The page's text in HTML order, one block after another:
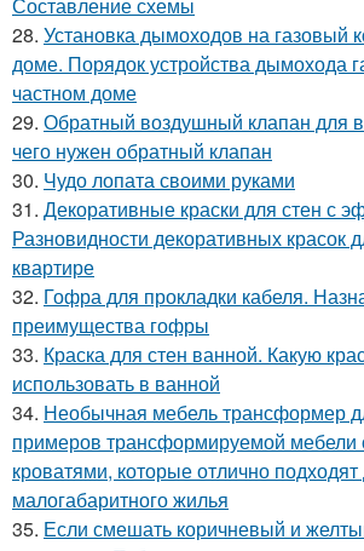
Составление схемы
28. Установка дымоходов на газовый
доме. Порядок устройства дымохода
частном доме
29. Обратный воздушный клапан для
чего нужен обратный клапан
30. Чудо лопата своими руками
31. Декоративные краски для стен с
Разновидности декоративных красок
квартире
32. Гофра для прокладки кабеля.
преимущества гофры
33. Краска для стен ванной. Какую
использовать в ванной
34. Необычная мебель трансформер
примеров трансформируемой мебели
кроватями, которые отлично подходят
малогабаритного жилья
35. Если смешать коричневый и